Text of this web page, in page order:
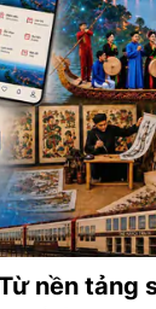
nền tảng